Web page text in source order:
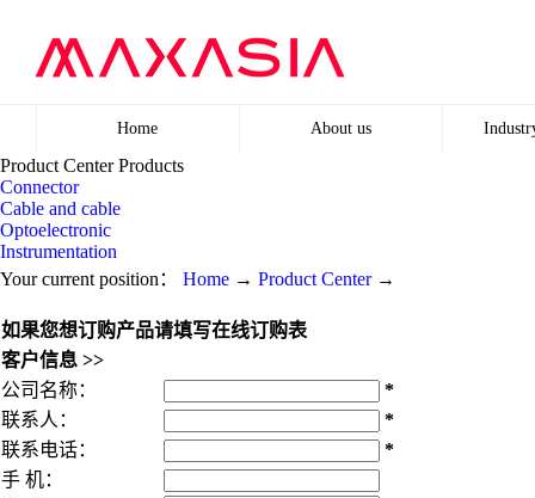
Home About us
Product Center Products
Connector
Cable and cable
Optoelectronic
Instrumentation
Your current position：
Home → Product Center →
如果您想订购产品请填写在线订购表
客户信息 >>
公司名称：
*
联系人：
*
联系电话：
*
手 机：